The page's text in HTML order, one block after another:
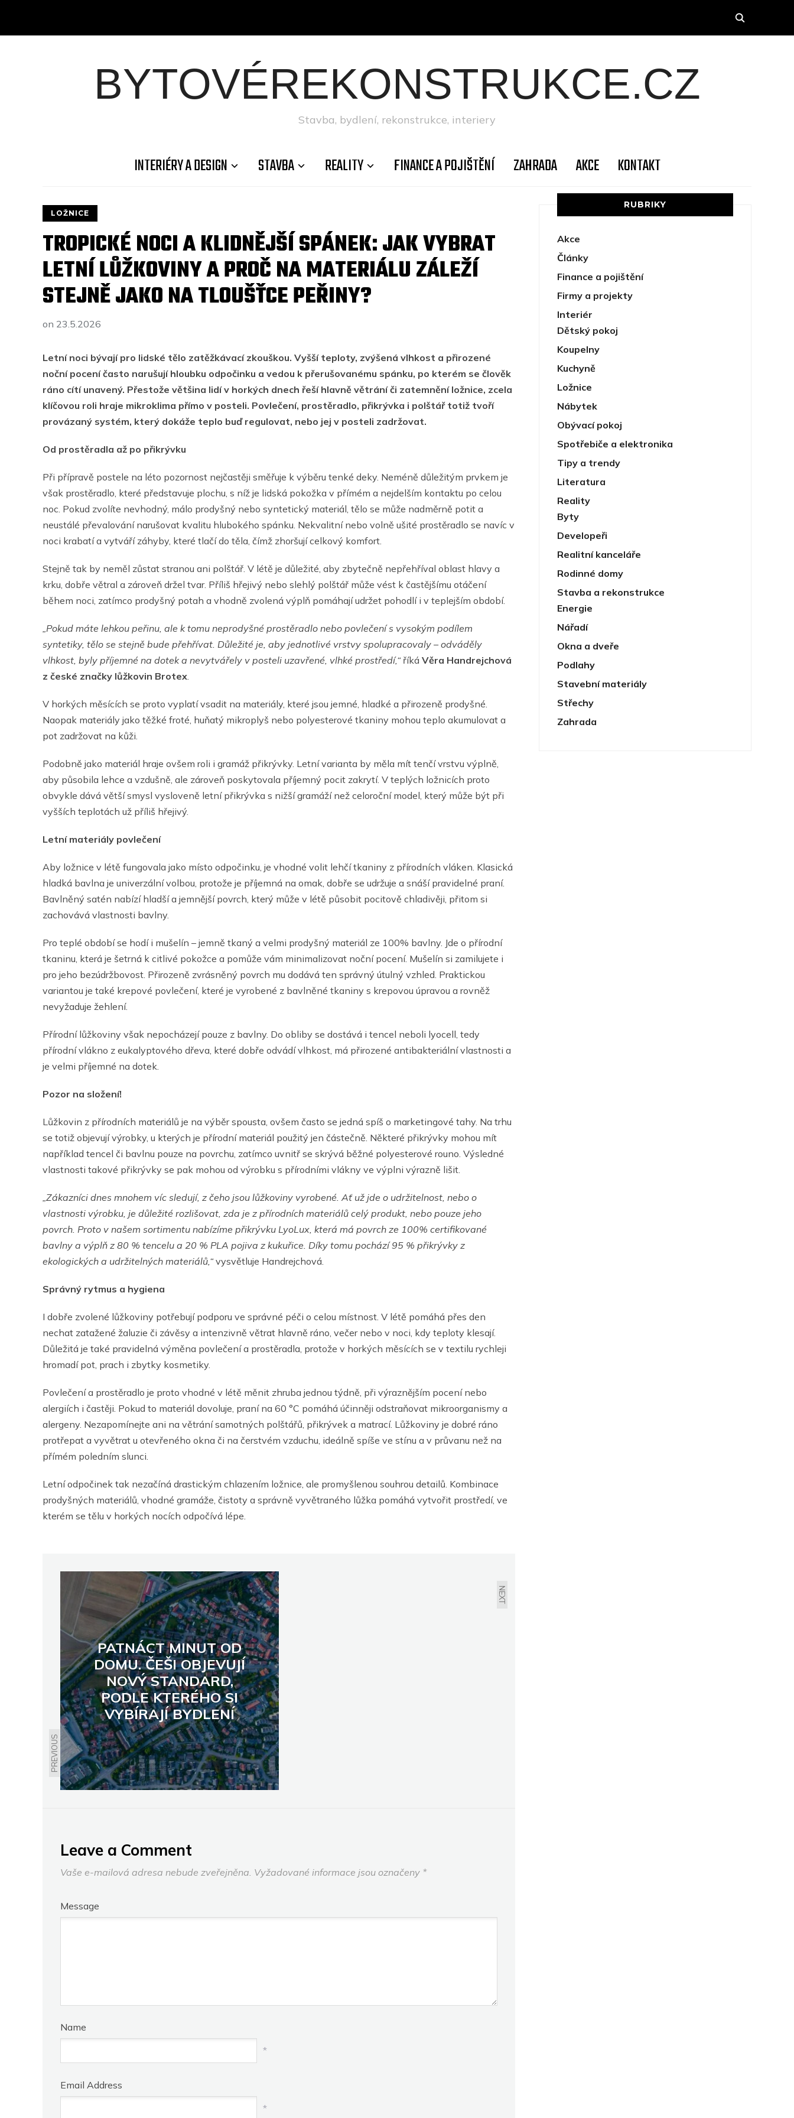
BYTOVÉREKONSTRUKCE.CZ
Stavba, bydlení, rekonstrukce, interiery
INTERIÉRY A DESIGN STAVBA REALITY FINANCE A POJIŠTĚNÍ ZAHRADA AKCE KONTAKT
LOŽNICE
TROPICKÉ NOCI A KLIDNĚJŠÍ SPÁNEK: JAK VYBRAT
LETNÍ LŮŽKOVINY A PROČ NA MATERIÁLU ZÁLEŽÍ
STEJNĚ JAKO NA TLOUŠŤCE PEŘINY?
on 23.5.2026
Letní noci bývají pro lidské tělo zatěžkávací zkouškou. Vyšší teploty, zvýšená vlhkost a přirozené
noční pocení často narušují hloubku odpočinku a vedou k přerušovanému spánku, po kterém se člověk
ráno cítí unavený. Přestože většina lidí v horkých dnech řeší hlavně větrání či zatemnění ložnice, zcela
klíčovou roli hraje mikroklima přímo v posteli. Povlečení, prostěradlo, přikrývka i polštář totiž tvoří
provázaný systém, který dokáže teplo buď regulovat, nebo jej v posteli zadržovat.
Od prostěradla až po přikrývku
Při přípravě postele na léto pozornost nejčastěji směřuje k výběru tenké deky. Neméně důležitým prvkem je
však prostěradlo, které představuje plochu, s níž je lidská pokožka v přímém a nejdelším kontaktu po celou
noc. Pokud zvolíte nevhodný, málo prodyšný nebo syntetický materiál, tělo se může nadměrně potit a
neustálé převalování narušovat kvalitu hlubokého spánku. Nekvalitní nebo volně ušité prostěradlo se navíc v
noci krabatí a vytváří záhyby, které tlačí do těla, čímž zhoršují celkový komfort.
Stejně tak by neměl zůstat stranou ani polštář. V létě je důležité, aby zbytečně nepřehříval oblast hlavy a
krku, dobře větral a zároveň držel tvar. Příliš hřejivý nebo slehlý polštář může vést k častějšímu otáčení
během noci, zatímco prodyšný potah a vhodně zvolená výplň pomáhají udržet pohodlí i v teplejším období.
„Pokud máte lehkou peřinu, ale k tomu neprodyšné prostěradlo nebo povlečení s vysokým podílem
syntetiky, tělo se stejně bude přehřívat. Důležité je, aby jednotlivé vrstvy spolupracovaly – odváděly
vlhkost, byly příjemné na dotek a nevytvářely v posteli uzavřené, vlhké prostředí,“ říká Věra Handrejchová
z české značky lůžkovin Brotex.
V horkých měsících se proto vyplatí vsadit na materiály, které jsou jemné, hladké a přirozeně prodyšné.
Naopak materiály jako těžké froté, huňatý mikroplyš nebo polyesterové tkaniny mohou teplo akumulovat a
pot zadržovat na kůži.
Podobně jako materiál hraje ovšem roli i gramáž přikrývky. Letní varianta by měla mít tenčí vrstvu výplně,
aby působila lehce a vzdušně, ale zároveň poskytovala příjemný pocit zakrytí. V teplých ložnicích proto
obvykle dává větší smysl vysloveně letní přikrývka s nižší gramáží než celoroční model, který může být při
vyšších teplotách už příliš hřejivý.
Letní materiály povlečení
Aby ložnice v létě fungovala jako místo odpočinku, je vhodné volit lehčí tkaniny z přírodních vláken. Klasická
hladká bavlna je univerzální volbou, protože je příjemná na omak, dobře se udržuje a snáší pravidelné praní.
Bavlněný satén nabízí hladší a jemnější povrch, který může v létě působit pocitově chladivěji, přitom si
zachovává vlastnosti bavlny.
Pro teplé období se hodí i mušelín – jemně tkaný a velmi prodyšný materiál ze 100% bavlny. Jde o přírodní
tkaninu, která je šetrná k citlivé pokožce a pomůže vám minimalizovat noční pocení. Mušelín si zamilujete i
pro jeho bezúdržbovost. Přirozeně zvrásněný povrch mu dodává ten správný útulný vzhled. Praktickou
variantou je také krepové povlečení, které je vyrobené z bavlněné tkaniny s krepovou úpravou a rovněž
nevyžaduje žehlení.
Přírodní lůžkoviny však nepocházejí pouze z bavlny. Do obliby se dostává i tencel neboli lyocell, tedy
přírodní vlákno z eukalyptového dřeva, které dobře odvádí vlhkost, má přirozené antibakteriální vlastnosti a
je velmi příjemné na dotek.
Pozor na složení!
Lůžkovin z přírodních materiálů je na výběr spousta, ovšem často se jedná spíš o marketingové tahy. Na trhu
se totiž objevují výrobky, u kterých je přírodní materiál použitý jen částečně. Některé přikrývky mohou mít
například tencel či bavlnu pouze na povrchu, zatímco uvnitř se skrývá běžné polyesterové rouno. Výsledné
vlastnosti takové přikrývky se pak mohou od výrobku s přírodními vlákny ve výplni výrazně lišit.
„Zákazníci dnes mnohem víc sledují, z čeho jsou lůžkoviny vyrobené. Ať už jde o udržitelnost, nebo o
vlastnosti výrobku, je důležité rozlišovat, zda je z přírodních materiálů celý produkt, nebo pouze jeho
povrch. Proto v našem sortimentu nabízíme přikrývku LyoLux, která má povrch ze 100% certifikované
bavlny a výplň z 80 % tencelu a 20 % PLA pojiva z kukuřice. Díky tomu pochází 95 % přikrývky z
ekologických a udržitelných materiálů,“ vysvětluje Handrejchová.
Správný rytmus a hygiena
I dobře zvolené lůžkoviny potřebují podporu ve správné péči o celou místnost. V létě pomáhá přes den
nechat zatažené žaluzie či závěsy a intenzivně větrat hlavně ráno, večer nebo v noci, kdy teploty klesají.
Důležitá je také pravidelná výměna povlečení a prostěradla, protože v horkých měsících se v textilu rychleji
hromadí pot, prach i zbytky kosmetiky.
Povlečení a prostěradlo je proto vhodné v létě měnit zhruba jednou týdně, při výraznějším pocení nebo
alergiích i častěji. Pokud to materiál dovoluje, praní na 60 °C pomáhá účinněji odstraňovat mikroorganismy a
alergeny. Nezapomínejte ani na větrání samotných polštářů, přikrývek a matrací. Lůžkoviny je dobré ráno
protřepat a vyvětrat u otevřeného okna či na čerstvém vzduchu, ideálně spíše ve stínu a v průvanu než na
přímém poledním slunci.
Letní odpočinek tak nezačíná drastickým chlazením ložnice, ale promyšlenou souhrou detailů. Kombinace
prodyšných materiálů, vhodné gramáže, čistoty a správně vyvětraného lůžka pomáhá vytvořit prostředí, ve
kterém se tělu v horkých nocích odpočívá lépe.
PREVIOUS
PATNÁCT MINUT OD
DOMU. ČEŠI OBJEVUJÍ
NOVÝ STANDARD,
PODLE KTERÉHO SI
VYBÍRAJÍ BYDLENÍ
NEXT
Leave a Comment
Vaše e-mailová adresa nebude zveřejněna. Vyžadované informace jsou označeny *
Message
Name
*
Email Address
*
RUBRIKY
Akce
Články
Finance a pojištění
Firmy a projekty
Interiér
Dětský pokoj
Koupelny
Kuchyně
Ložnice
Nábytek
Obývací pokoj
Spotřebiče a elektronika
Tipy a trendy
Literatura
Reality
Byty
Developeři
Realitní kanceláře
Rodinné domy
Stavba a rekonstrukce
Energie
Nářadí
Okna a dveře
Podlahy
Stavební materiály
Střechy
Zahrada